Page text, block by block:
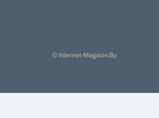
© Internet-Magazin.By